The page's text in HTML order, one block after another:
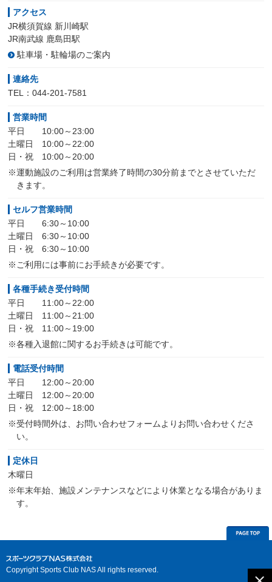
アクセス
JR横須賀線 新川崎駅
JR南武線 鹿島田駅
駐車場・駐輪場のご案内
連絡先
TEL：044-201-7581
営業時間
平日 10:00～23:00
土曜日 10:00～22:00
日・祝 10:00～20:00
※運動施設のご利用は営業終了時間の30分前までとさせていただ
きます。
セルフ営業時間
平日 6:30～10:00
土曜日 6:30～10:00
日・祝 6:30～10:00
※ご利用には事前にお手続きが必要です。
各種手続き受付時間
平日 11:00～22:00
土曜日 11:00～21:00
日・祝 11:00～19:00
※各種入退館に関するお手続きは可能です。
電話受付時間
平日 12:00～20:00
土曜日 12:00～20:00
日・祝 12:00～18:00
※受付時間外は、お問い合わせフォームよりお問い合わせくださ
い。
定休日
木曜日
※年末年始、施設メンテナンスなどにより休業となる場合がありま
す。
Copyright Sports Club NAS All rights reserved.